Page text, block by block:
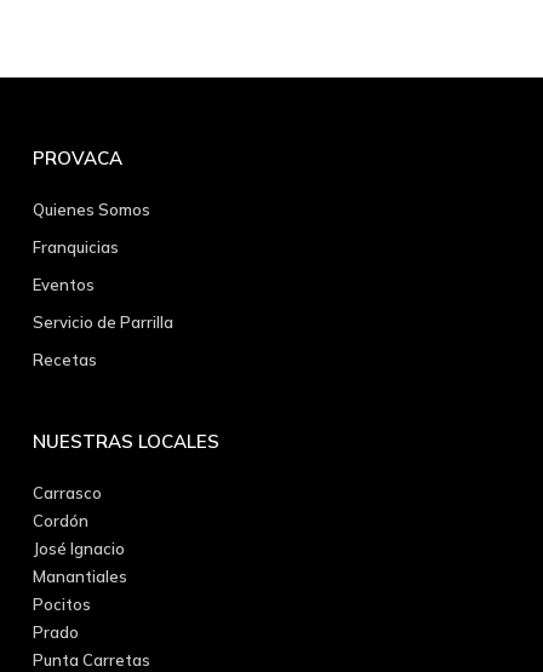
PROVACA
Quienes Somos
Franquicias
Eventos
Servicio de Parrilla
Recetas
NUESTRAS LOCALES
Carrasco
Cordón
José Ignacio
Manantiales
Pocitos
Prado
Punta Carretas